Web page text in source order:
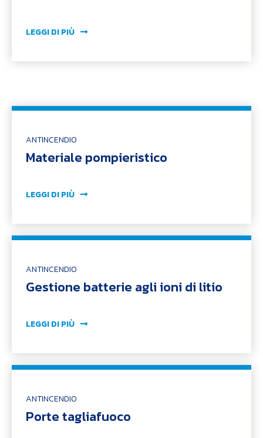
LEGGI DI PIÙ
ANTINCENDIO
Materiale pompieristico
LEGGI DI PIÙ
ANTINCENDIO
Gestione batterie agli ioni di litio
LEGGI DI PIÙ
ANTINCENDIO
Porte tagliafuoco